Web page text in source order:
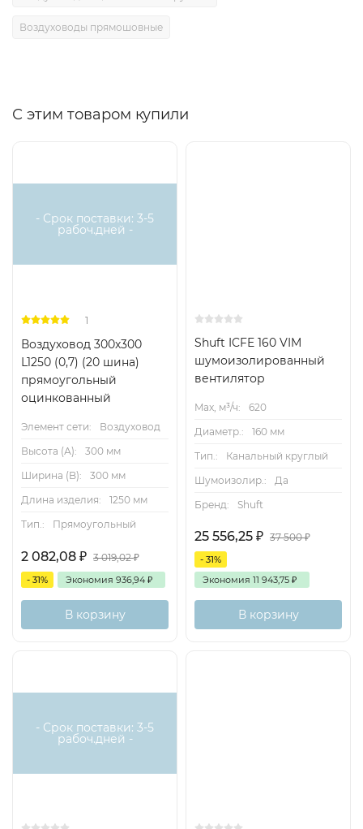
Воздуховоды прямошовные
С этим товаром купили
- Срок поставки: 3-5
рабоч.дней -
1
Воздуховод 300х300
L1250 (0,7) (20 шина)
прямоугольный
оцинкованный
Элемент сети:
Воздуховод
Высота (А):
300 мм
Ширина (B):
300 мм
Длина изделия:
1250 мм
Тип.:
Прямоугольный
2 082,08 ₽ 3 019,02₽
- 31% Экономия 936,94 ₽
В корзину
Shuft ICFE 160 VIM
шумоизолированный
вентилятор
Max, м³/ч:
620
Диаметр.:
160 мм
Тип.:
Канальный круглый
Шумоизолир.:
Да
Бренд:
Shuft
25 556,25 ₽ 37 500₽
- 31%
Экономия 11 943,75 ₽
В корзину
- Срок поставки: 3-5
рабоч.дней -